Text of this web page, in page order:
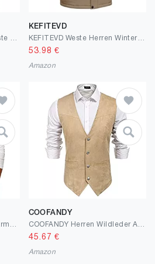
KEFITEVD
KEFITEVD Weste Herren Winter Thermo Weste Stehkragen Jagdweste Ärmellose Fleeceweste Unifarben Arbeitsweste Männer
53.98 €
Amazon
COOFANDY
45.67 €
Amazon